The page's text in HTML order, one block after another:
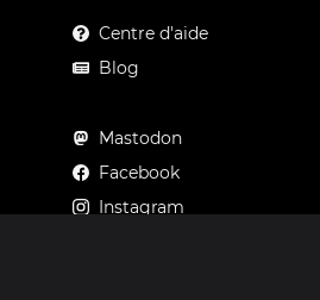
Centre d'aide
Blog
Mastodon
Facebook
Instagram